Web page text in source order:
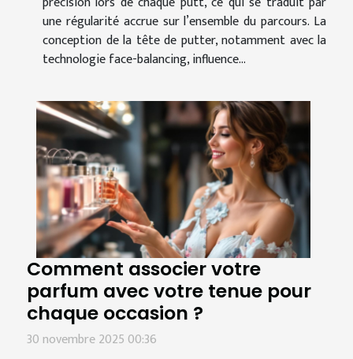
une régularité accrue sur l’ensemble du parcours. La
conception de la tête de putter, notamment avec la
technologie face-balancing, influence...
Comment associer votre
parfum avec votre tenue pour
chaque occasion ?
30 novembre 2025 00:36